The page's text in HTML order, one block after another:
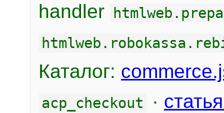
handler
Каталог:
acp_checkout ·